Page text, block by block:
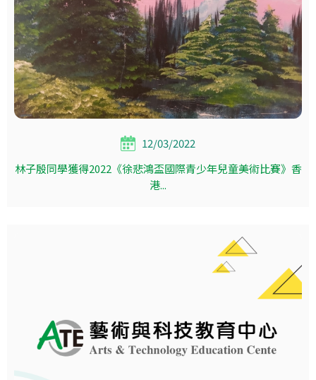
12/03/2022
林子殷同學獲得2022《徐悲鴻盃國際青少年兒童美術比賽》香
港...